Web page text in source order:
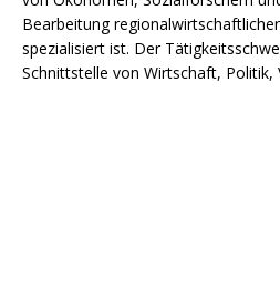
Bearbeitung
spezialisiert ist. Der
Schnittstelle von Wirtschaft, Politik,